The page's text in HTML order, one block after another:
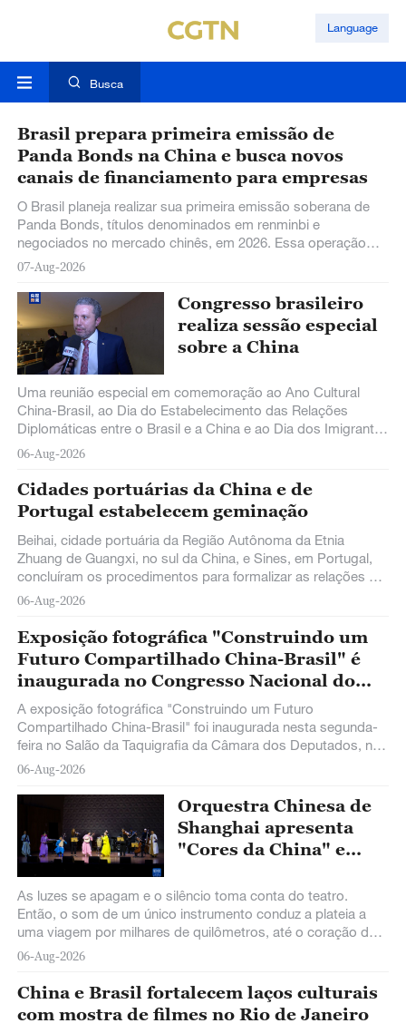
Language
Busca
Brasil prepara primeira emissão de
Panda Bonds na China e busca novos
canais de financiamento para empresas
O Brasil planeja realizar sua primeira emissão soberana de
Panda Bonds, títulos denominados em renminbi e
negociados no mercado chinês, em 2026. Essa operação
visa diversificar as fontes de financiamento do país e, se
bem-sucedida, poderá servir de modelo para que mais
empresas brasileiras captem recursos na China.
07-Aug-2026
Congresso brasileiro
realiza sessão especial
Uma reunião especial em comemoração ao Ano Cultural
China-Brasil, ao Dia do Estabelecimento das Relações
Diplomáticas entre o Brasil e a China e ao Dia dos Imigrantes
Chineses (15 de agosto) foi realizada nesta terça-feira (3) na
Câmara dos Deputados, em Brasília.
06-Aug-2026
Cidades portuárias da China e de
Portugal estabelecem geminação
Beihai, cidade portuária da Região Autônoma da Etnia
Zhuang de Guangxi, no sul da China, e Sines, em Portugal,
concluíram os procedimentos para formalizar as relações de
geminação, informou nesta quarta-feira uma associação
regional chinesa de amizade com países estrangeiros.
06-Aug-2026
Exposição fotográfica "Construindo um
Futuro Compartilhado China-Brasil" é
inaugurada no Congresso Nacional do
Brasil
A exposição fotográfica "Construindo um Futuro
Compartilhado China-Brasil" foi inaugurada nesta segunda-
feira no Salão da Taquigrafia da Câmara dos Deputados, no
Congresso Nacional do Brasil.
06-Aug-2026
Orquestra Chinesa de
Shanghai apresenta
"Cores da China" e
Paulo
As luzes se apagam e o silêncio toma conta do teatro.
Então, o som de um único instrumento conduz a plateia a
uma viagem por milhares de quilômetros, até o coração da
tradição musical chinesa.
06-Aug-2026
China e Brasil fortalecem laços culturais
com mostra de filmes no Rio de Janeiro